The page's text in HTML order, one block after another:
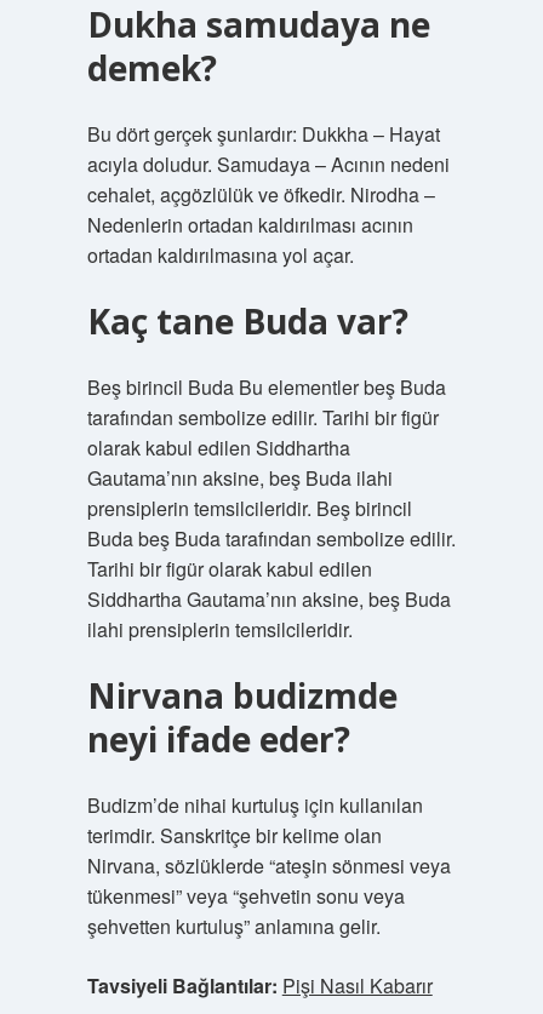
Dukha samudaya ne
demek?
Bu dört gerçek şunlardır: Dukkha – Hayat
acıyla doludur. Samudaya – Acının nedeni
cehalet, açgözlülük ve öfkedir. Nirodha –
Nedenlerin ortadan kaldırılması acının
ortadan kaldırılmasına yol açar.
Kaç tane Buda var?
Beş birincil Buda Bu elementler beş Buda
tarafından sembolize edilir. Tarihi bir figür
olarak kabul edilen Siddhartha
Gautama’nın aksine, beş Buda ilahi
prensiplerin temsilcileridir. Beş birincil
Buda beş Buda tarafından sembolize edilir.
Tarihi bir figür olarak kabul edilen
Siddhartha Gautama’nın aksine, beş Buda
ilahi prensiplerin temsilcileridir.
Nirvana budizmde
neyi ifade eder?
Budizm’de nihai kurtuluş için kullanılan
terimdir. Sanskritçe bir kelime olan
Nirvana, sözlüklerde “ateşin sönmesi veya
tükenmesi” veya “şehvetin sonu veya
şehvetten kurtuluş” anlamına gelir.
Tavsiyeli Bağlantılar: Pişi Nasıl Kabarır